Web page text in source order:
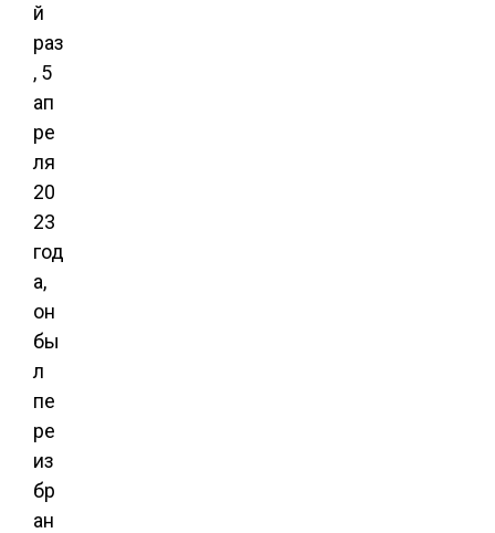
й
раз
, 5
ап
ре
ля
20
23
год
а,
он
бы
л
пе
ре
из
бр
ан